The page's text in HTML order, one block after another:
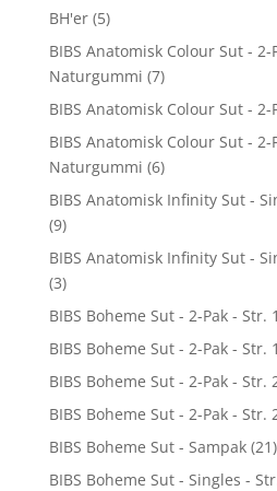
BH'er (5)
BIBS Anatomisk Colour Sut - 2-
Naturgummi (7)
BIBS Anatomisk Colour Sut - 2-
BIBS Anatomisk Colour Sut - 2-
Naturgummi (6)
BIBS Anatomisk Infinity Sut -
(9)
BIBS Anatomisk Infinity Sut -
(3)
BIBS Boheme Sut - 2-Pak - Str. 1
BIBS Boheme Sut - 2-Pak -
BIBS Boheme Sut - 2-Pak - Str.
BIBS Boheme Sut - 2-Pak -
BIBS Boheme Sut - Sampak (21)
BIBS Boheme Sut - Singles -